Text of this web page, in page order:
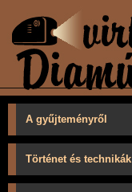
A gyűjteményről
Történet és technikák